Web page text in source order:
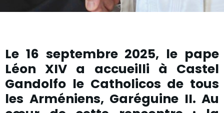
Le 16 septembre 2025, le pape
Léon XIV a accueilli à Castel
Gandolfo le Catholicos de tous
les Arméniens, Garéguine II. Au